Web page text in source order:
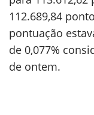
112.689,84
pontuação
de 0,077%
de ontem.